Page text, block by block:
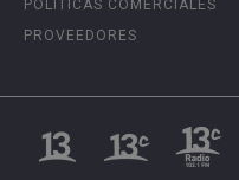
POLÍTICAS COMERCIALES
PROVEEDORES